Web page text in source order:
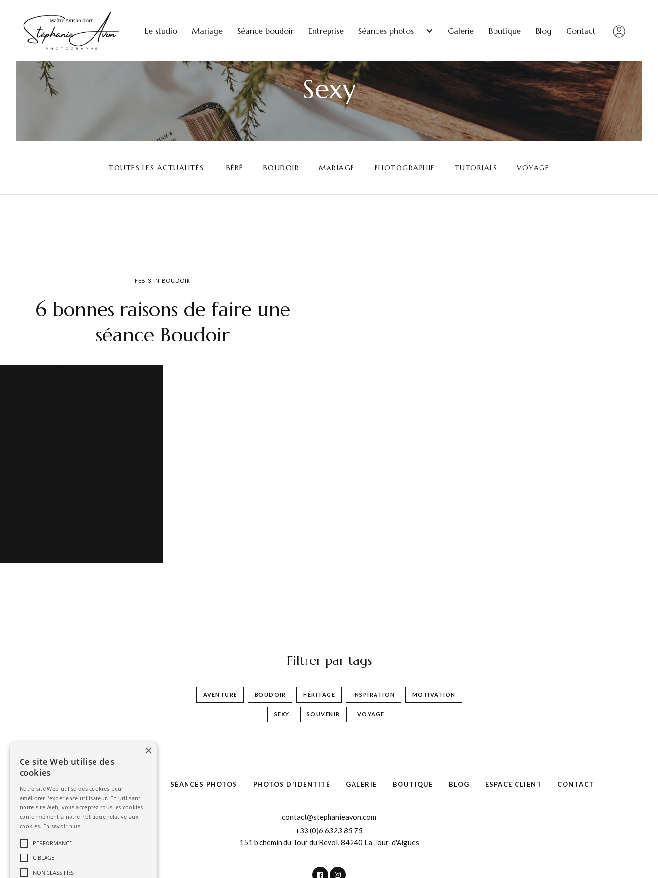
Le studio Mariage Séance boudoir Entreprise Séances photos Galerie Boutique Blog Contact
Sexy
TOUTES LES ACTUALITÉS BÉBÉ BOUDOIR MARIAGE PHOTOGRAPHIE TUTORIALS VOYAGE
FEB 3 IN BOUDOIR
6 bonnes raisons de faire une
séance Boudoir
READ MORE
Filtrer par tags
AVENTURE BOUDOIR HÉRITAGE INSPIRATION MOTIVATION
SEXY SOUVENIR VOYAGE
SÉANCES PHOTOS PHOTOS D'IDENTITÉ GALERIE BOUTIQUE BLOG ESPACE CLIENT CONTACT
contact@stephanieavon.com
+33 (0)6 6323 85 75
151 b chemin du Tour du Revol, 84240 La Tour-d'Aigues
×
Ce site Web utilise des
cookies
Notre site Web utilise des cookies pour
améliorer l'expérience utilisateur. En utilisant
notre site Web, vous acceptez tous les cookies
conformément à notre Politique relative aux
cookies. En savoir plus
PERFORMANCE
CIBLAGE
NON CLASSIFIÉS